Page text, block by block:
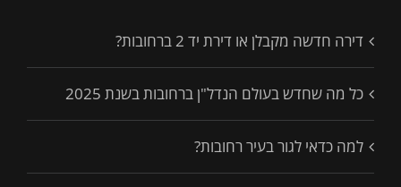
דירה חדשה מקבלן או דירת יד 2 ברחובות?
כל מה שחדש בעולם הנדל"ן ברחובות בשנת 2025
למה כדאי לגור בעיר רחובות?